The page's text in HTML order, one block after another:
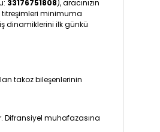
33176751808), aracınızın
titreşimleri minimuma
dinamiklerini ilk günkü
takoz bileşenlerinin
Difransiyel muhafazasına